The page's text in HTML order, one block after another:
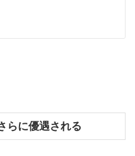
らに優遇される